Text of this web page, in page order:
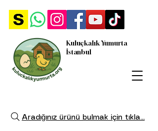
Kuluçkalık Yumurta
İstanbul
Aradığınız ürünü bulmak için tıkla...